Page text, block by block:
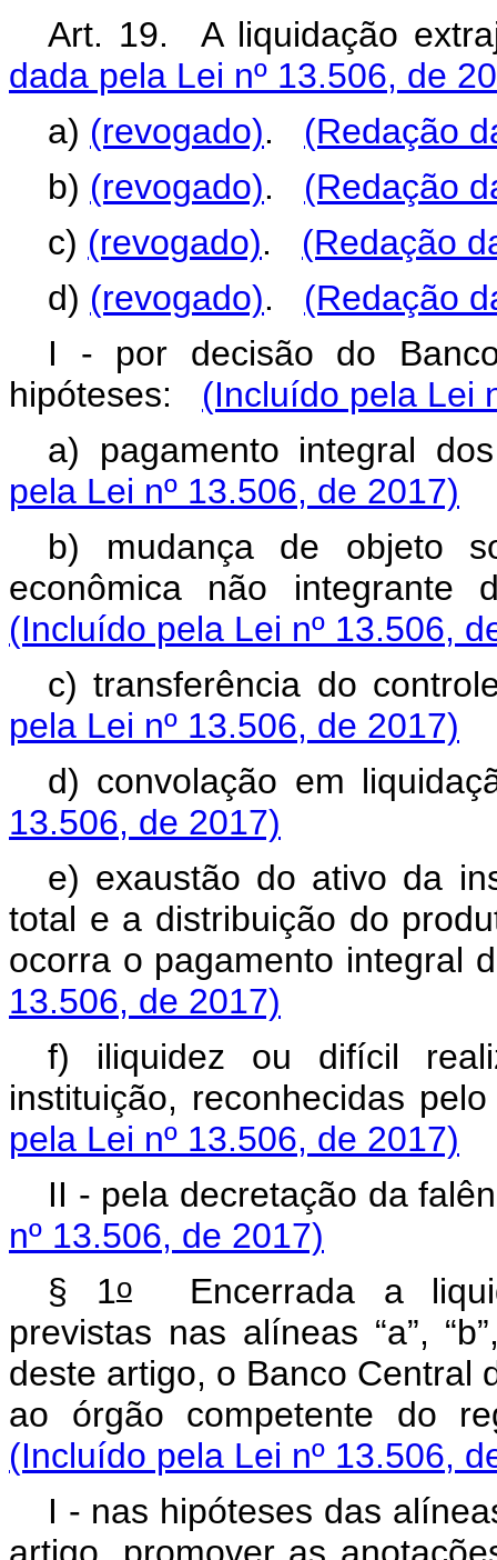
Art. 19. A liquidação
dada pela Lei nº 13.506, de
a) (revogado). (Redação
b) (revogado). (Redação
c) (revogado). (Redação
d) (revogado). (Redação
I - por decisão do
hipóteses: (Incluído pela Lei
a) pagamento integral
pela Lei nº 13.506, de 2017)
b) mudança de objeto
econômica não
(Incluído pela Lei nº 13.506,
c) transferência do
pela Lei nº 13.506, de 2017)
d) convolação em
13.506, de 2017)
e) exaustão do ativo da
total e a distribuição do
ocorra o pagamento integral
13.506, de 2017)
f) iliquidez ou difícil
instituição, reconhecidas
pela Lei nº 13.506, de 2017)
II - pela decretação da
nº 13.506, de 2017)
§ 1oEncerrada a
previstas nas alíneas “a”,
deste artigo, o Banco Central
ao órgão competente do
(Incluído pela Lei nº 13.506,
I - nas hipóteses das